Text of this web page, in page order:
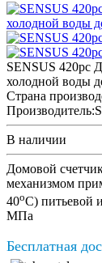
SENSUS 420pc
холодной воды
Страна
Производитель:
В наличии
Домовой
механизмом
40oС) питьевой
МПа
Бесплатная